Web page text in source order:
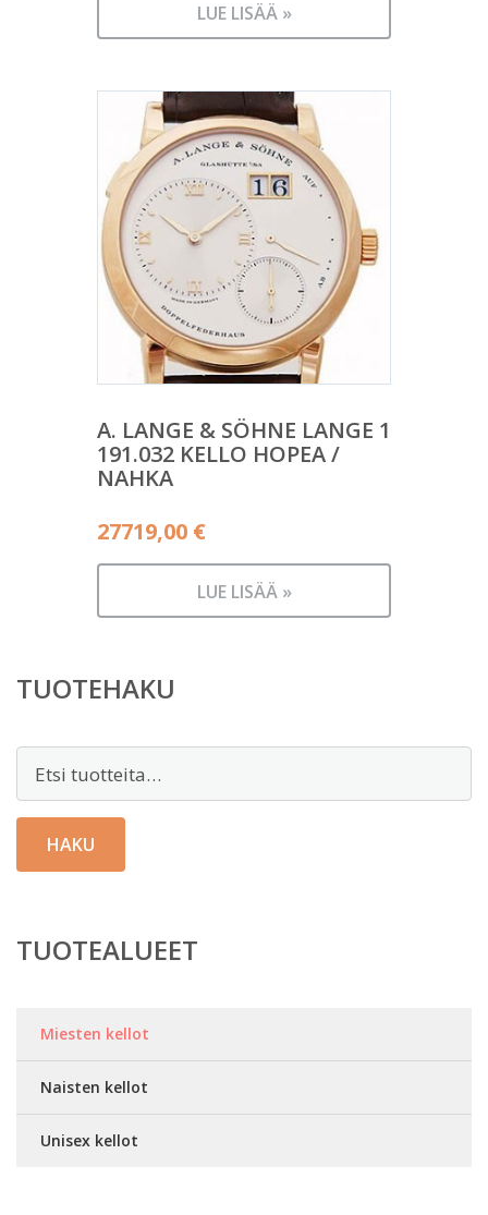
LUE LISÄÄ »
A. LANGE & SÖHNE LANGE 1
191.032 KELLO HOPEA /
NAHKA
27719,00 €
LUE LISÄÄ »
TUOTEHAKU
HAKU
TUOTEALUEET
Miesten kellot
Naisten kellot
Unisex kellot